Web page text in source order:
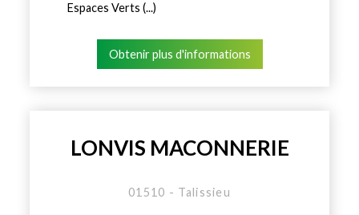
Espaces Verts (...)
Obtenir plus d'informations
LONVIS MACONNERIE
01510 - Talissieu